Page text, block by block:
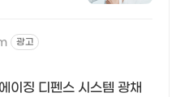
광고
이징 디펜스 시스템 광채